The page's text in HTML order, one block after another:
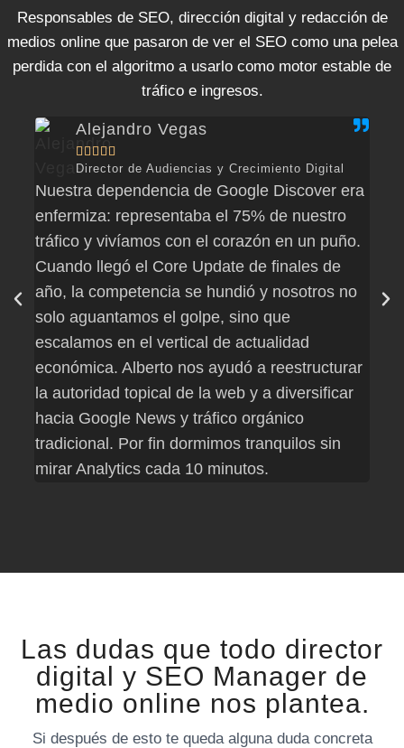
Responsables de SEO, dirección digital y redacción de
medios online que pasaron de ver el SEO como una pelea
perdida con el algoritmo a usarlo como motor estable de
tráfico e ingresos.
Alejandro Vegas
  
Director de Audiencias y Crecimiento Digital
Nuestra dependencia de Google Discover era
enfermiza: representaba el 75% de nuestro
tráfico y vivíamos con el corazón en un puño.
Cuando llegó el Core Update de finales de
año, la competencia se hundió y nosotros no
solo aguantamos el golpe, sino que
escalamos en el vertical de actualidad
económica. Alberto nos ayudó a reestructurar
la autoridad topical de la web y a diversificar
hacia Google News y tráfico orgánico
tradicional. Por fin dormimos tranquilos sin
mirar Analytics cada 10 minutos.
Las dudas que todo director
digital y SEO Manager de
medio online nos plantea.
Si después de esto te queda alguna duda concreta